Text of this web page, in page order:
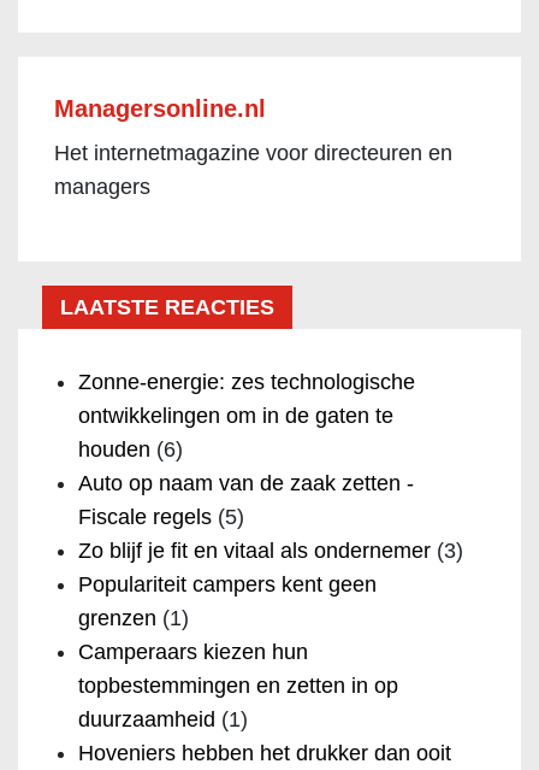
Managersonline.nl
Het internetmagazine voor directeuren en
managers
LAATSTE REACTIES
Zonne-energie: zes technologische
ontwikkelingen om in de gaten te
houden (6)
Auto op naam van de zaak zetten -
Fiscale regels (5)
Zo blijf je fit en vitaal als ondernemer (3)
Populariteit campers kent geen
grenzen (1)
Camperaars kiezen hun
topbestemmingen en zetten in op
duurzaamheid (1)
Hoveniers hebben het drukker dan ooit